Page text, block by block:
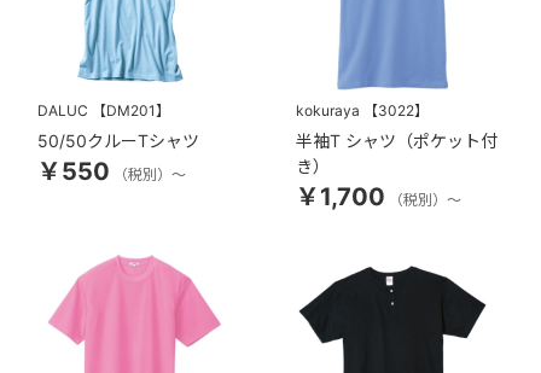
DALUC 【DM201】
50/50クルーTシャツ
￥550 （税別）～
kokuraya 【3022】
半袖T シャツ（ポケット付
き）
￥1,700 （税別）～